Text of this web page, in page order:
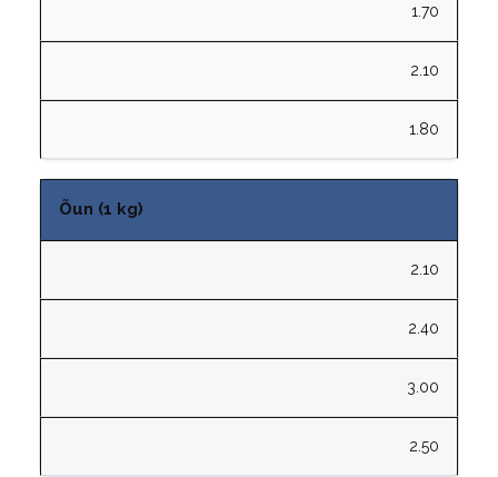
1.70
2.10
1.80
Õun (1 kg)
2.10
2.40
3.00
2.50